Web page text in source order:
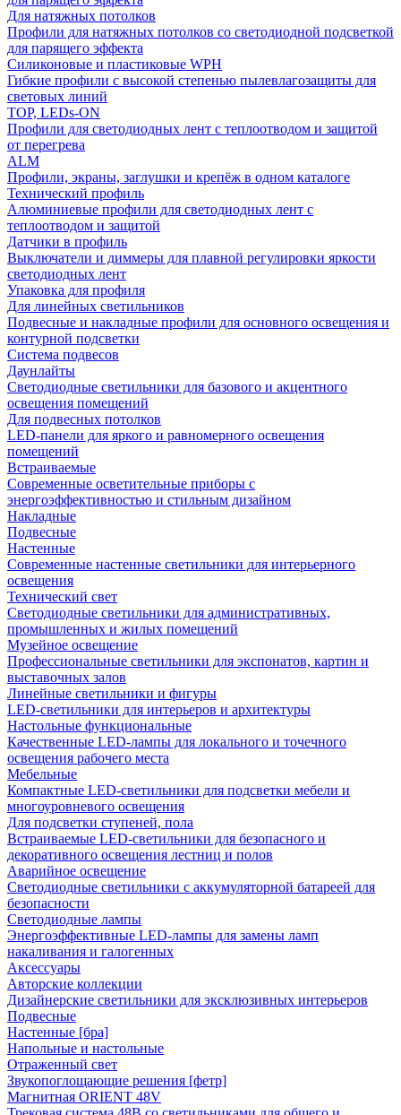
Для натяжных потолков
Профили для натяжных потолков со светодиодной подсветкой
для парящего эффекта
Силиконовые и пластиковые WPH
Гибкие профили с высокой степенью пылевлагозащиты для
световых линий
TOP, LEDs-ON
Профили для светодиодных лент с теплоотводом и защитой
от перегрева
ALM
Профили, экраны, заглушки и крепёж в одном каталоге
Технический профиль
Алюминиевые профили для светодиодных лент с
теплоотводом и защитой
Датчики в профиль
Выключатели и диммеры для плавной регулировки яркости
светодиодных лент
Упаковка для профиля
Для линейных светильников
Подвесные и накладные профили для основного освещения и
контурной подсветки
Система подвесов
Даунлайты
Светодиодные светильники для базового и акцентного
освещения помещений
Для подвесных потолков
LED-панели для яркого и равномерного освещения
помещений
Встраиваемые
Современные осветительные приборы с
энергоэффективностью и стильным дизайном
Накладные
Подвесные
Настенные
Современные настенные светильники для интерьерного
освещения
Технический свет
Светодиодные светильники для административных,
промышленных и жилых помещений
Музейное освещение
Профессиональные светильники для экспонатов, картин и
выставочных залов
Линейные светильники и фигуры
LED-светильники для интерьеров и архитектуры
Настольные функциональные
Качественные LED-лампы для локального и точечного
освещения рабочего места
Мебельные
Компактные LED-светильники для подсветки мебели и
многоуровневого освещения
Для подсветки ступеней, пола
Встраиваемые LED-светильники для безопасного и
декоративного освещения лестниц и полов
Аварийное освещение
Светодиодные светильники с аккумуляторной батареей для
безопасности
Светодиодные лампы
Энергоэффективные LED-лампы для замены ламп
накаливания и галогенных
Аксессуары
Авторские коллекции
Дизайнерские светильники для эксклюзивных интерьеров
Подвесные
Настенные [бра]
Напольные и настольные
Отраженный свет
Звукопоглощающие решения [фетр]
Магнитная ORIENT 48V